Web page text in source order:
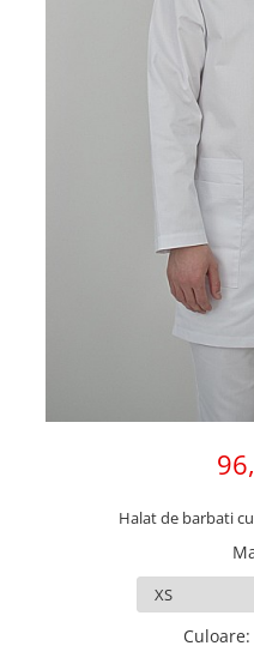
Halat de barbati
Culoare: